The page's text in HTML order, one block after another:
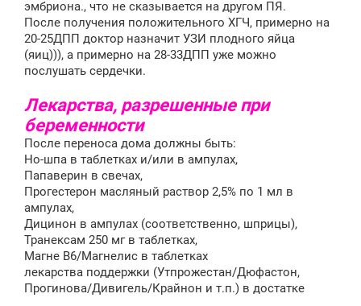
эмбриона., что не сказывается на другом ПЯ.
После получения положительного ХГЧ, примерно на
20-25ДПП доктор назначит УЗИ плодного яйца
(яиц))), а примерно на 28-33ДПП уже можно
послушать сердечки.
Лекарства, разрешенные при
беременности
После переноса дома должны быть:
Но-шпа в таблетках и/или в ампулах,
Папаверин в свечах,
Прогестерон масляный раствор 2,5% по 1 мл в
ампулах,
Дицинон в ампулах (соответственно, шприцы),
Транексам 250 мг в таблетках,
Магне B6/Магнелис в таблетках
лекарства поддержки (Утпрожестан/Дюфастон,
Прогинова/Дивигель/Крайнон и т.п.) в достатке